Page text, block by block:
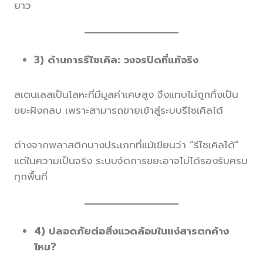
ยาว
3) ด้านการรีไซเคิล: วงจรปิดที่แท้จริง
สเตนเลสเป็นโลหะที่มีมูลค่าเศษสูง จึงแทบไม่ถูกทิ้งเป็น
ขยะฝังกลบ เพราะสามารถขายเข้าสู่ระบบรีไซเคิลได้
ต่างจากพลาสติกบางประเภทที่แม้เขียนว่า “รีไซเคิลได้”
แต่ในความเป็นจริง ระบบจัดการขยะอาจไม่ได้รองรับครบ
ทุกพื้นที่
4) ปลอดภัยต่อสิ่งแวดล้อมในแง่สารตกค้าง
ไหม?